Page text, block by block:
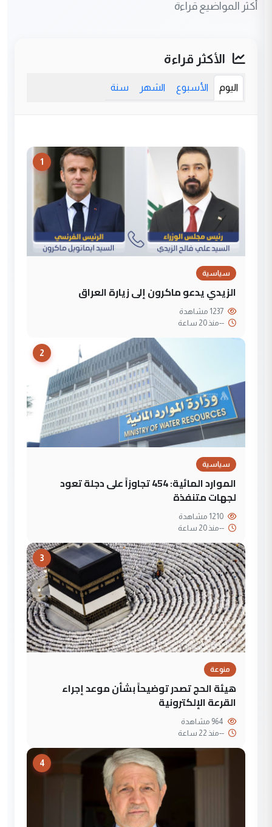
أكثر المواضيع قراءة
الأكثر قراءة
اليوم الأسبوع الشهر سنة
1
سياسية
الزيدي يدعو ماكرون إلى زيارة العراق
--منذ 20 ساعة
2
سياسية
الموارد المائية: 454 تجاوزاً على دجلة تعود
لجهات متنفذة
--منذ 20 ساعة
3
منوعة
هيئة الحج تصدر توضيحاً بشأن موعد إجراء
القرعة الإلكترونية
--منذ 22 ساعة
4